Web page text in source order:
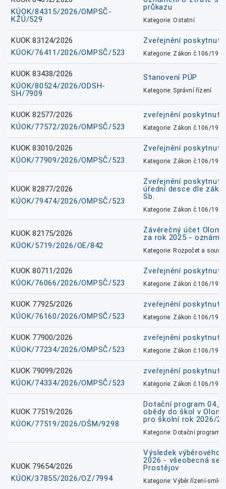
KÚOK/84315/2026/OMPSČ-
KŽÚ/529
průkazu
Kategorie: Ostatní
KUOK 83124/2026
KÚOK/76411/2026/OMPSČ/523
Zveřejnění
Kategorie: Zákon č.106/1999
KUOK 83438/2026
KÚOK/80524/2026/ODSH-
SH/7909
Stanovení PÚP
Kategorie: Správní řízení
KUOK 82577/2026
KÚOK/77572/2026/OMPSČ/523
zveřejnění
Kategorie: Zákon č.106/1999
KUOK 83010/2026
KÚOK/77909/2026/OMPSČ/523
Zveřejnění
Kategorie: Zákon č.106/1999
KUOK 82877/2026
KÚOK/79474/2026/OMPSČ/523
Zveřejnění
úřední desce dle
Sb.
Kategorie: Zákon č.106/1999
KUOK 82175/2026
KÚOK/5719/2026/OE/842
Závěrečný účet
za rok 2025 -
Kategorie: Rozpočet a
KUOK 80711/2026
KÚOK/76066/2026/OMPSČ/523
Zveřejnění
Kategorie: Zákon č.106/1999
KUOK 77925/2026
KÚOK/76160/2026/OMPSČ/523
zveřejnění
Kategorie: Zákon č.106/1999
KUOK 77900/2026
KÚOK/77234/2026/OMPSČ/523
zveřejnění
Kategorie: Zákon č.106/1999
KUOK 79099/2026
KÚOK/74334/2026/OMPSČ/523
zveřejnění
Kategorie: Zákon č.106/1999
KUOK 77519/2026
KÚOK/77519/2026/OŠM/9298
Dotační program
obědy do škol v
pro školní rok 2026/
Kategorie: Dotační
KUOK 79654/2026
KÚOK/37855/2026/OZ/7994
Výsledek výběrového
2026 - všeobecná
Prostějov
Kategorie: Výběr.řízení-